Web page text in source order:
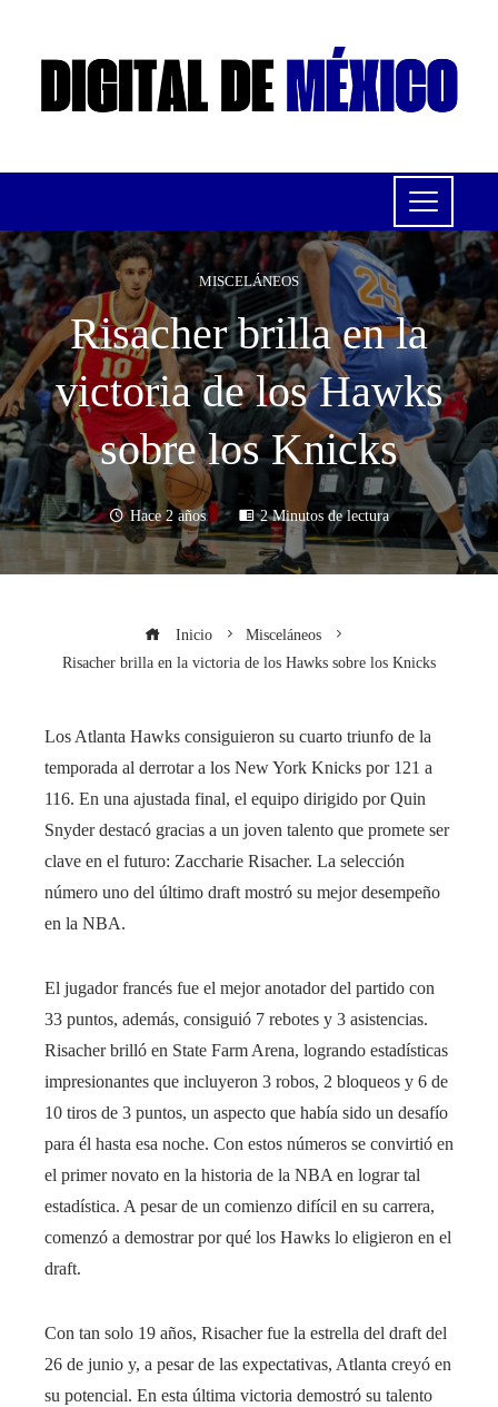
MISCELÁNEOS
Risacher brilla en la
victoria de los Hawks
sobre los Knicks
Hace 2 años 2 Minutos de lectura
Inicio
Misceláneos
Risacher brilla en la victoria de los Hawks sobre los Knicks
Los Atlanta Hawks consiguieron su cuarto triunfo de la
temporada al derrotar a los New York Knicks por 121 a
116. En una ajustada final, el equipo dirigido por Quin
Snyder destacó gracias a un joven talento que promete ser
clave en el futuro: Zaccharie Risacher. La selección
número uno del último draft mostró su mejor desempeño
en la NBA.
El jugador francés fue el mejor anotador del partido con
33 puntos, además, consiguió 7 rebotes y 3 asistencias.
Risacher brilló en State Farm Arena, logrando estadísticas
impresionantes que incluyeron 3 robos, 2 bloqueos y 6 de
10 tiros de 3 puntos, un aspecto que había sido un desafío
para él hasta esa noche. Con estos números se convirtió en
el primer novato en la historia de la NBA en lograr tal
estadística. A pesar de un comienzo difícil en su carrera,
comenzó a demostrar por qué los Hawks lo eligieron en el
draft.
Con tan solo 19 años, Risacher fue la estrella del draft del
26 de junio y, a pesar de las expectativas, Atlanta creyó en
su potencial. En esta última victoria demostró su talento